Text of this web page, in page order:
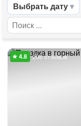
Выбрать дату
296 отзывов